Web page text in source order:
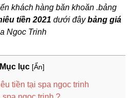
khách hàng băn khoăn .bảng
tiền 2021dưới đâybảng giá
Ngoc Trinh
Mục lục [Ẩn]
tiền tại spa ngoc trinh